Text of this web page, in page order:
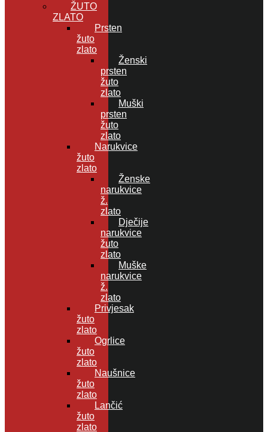
ŽUTO
ZLATO
Prsten
žuto
zlato
Ženski
prsten
žuto
zlato
Muški
prsten
žuto
zlato
Narukvice
žuto
zlato
Ženske
narukvice
ž.
zlato
Dječije
narukvice
žuto
zlato
Muške
narukvice
ž.
zlato
Privjesak
žuto
zlato
Ogrlice
žuto
zlato
Naušnice
žuto
zlato
Lančić
žuto
zlato